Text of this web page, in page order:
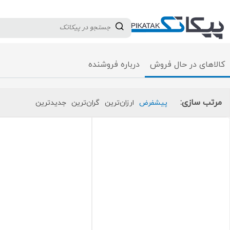
❇️18161004
کالاهای در حال فروش درباره فروشنده
مرتب سازی: پیشفرض ارزان‌ترین گران‌ترین جدید‌ترین